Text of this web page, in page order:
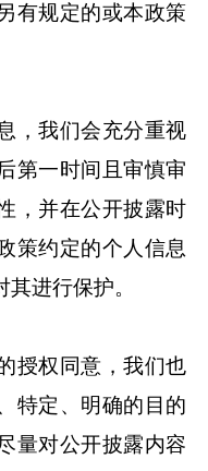
有规定的或本政策
，我们会充分重视
第一时间且审慎审
，并在公开披露时
策约定的个人信息
进行保护。
授权同意，我们也
特定、明确的目的
量对公开披露内容